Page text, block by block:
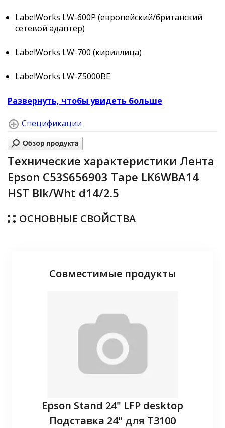
LabelWorks LW-600P (европейский/британский
сетевой адаптер)
LabelWorks LW-700 (кириллица)
LabelWorks LW-Z5000BE
Развернуть, чтобы увидеть больше
Спецификации
Технические характеристики Лента
Epson C53S656903 Tape LK6WBA14
HST Blk/Wht d14/2.5
ОСНОВНЫЕ СВОЙСТВА
Совместимые продукты
Epson Stand 24" LFP desktop
Подставка 24" для T3100